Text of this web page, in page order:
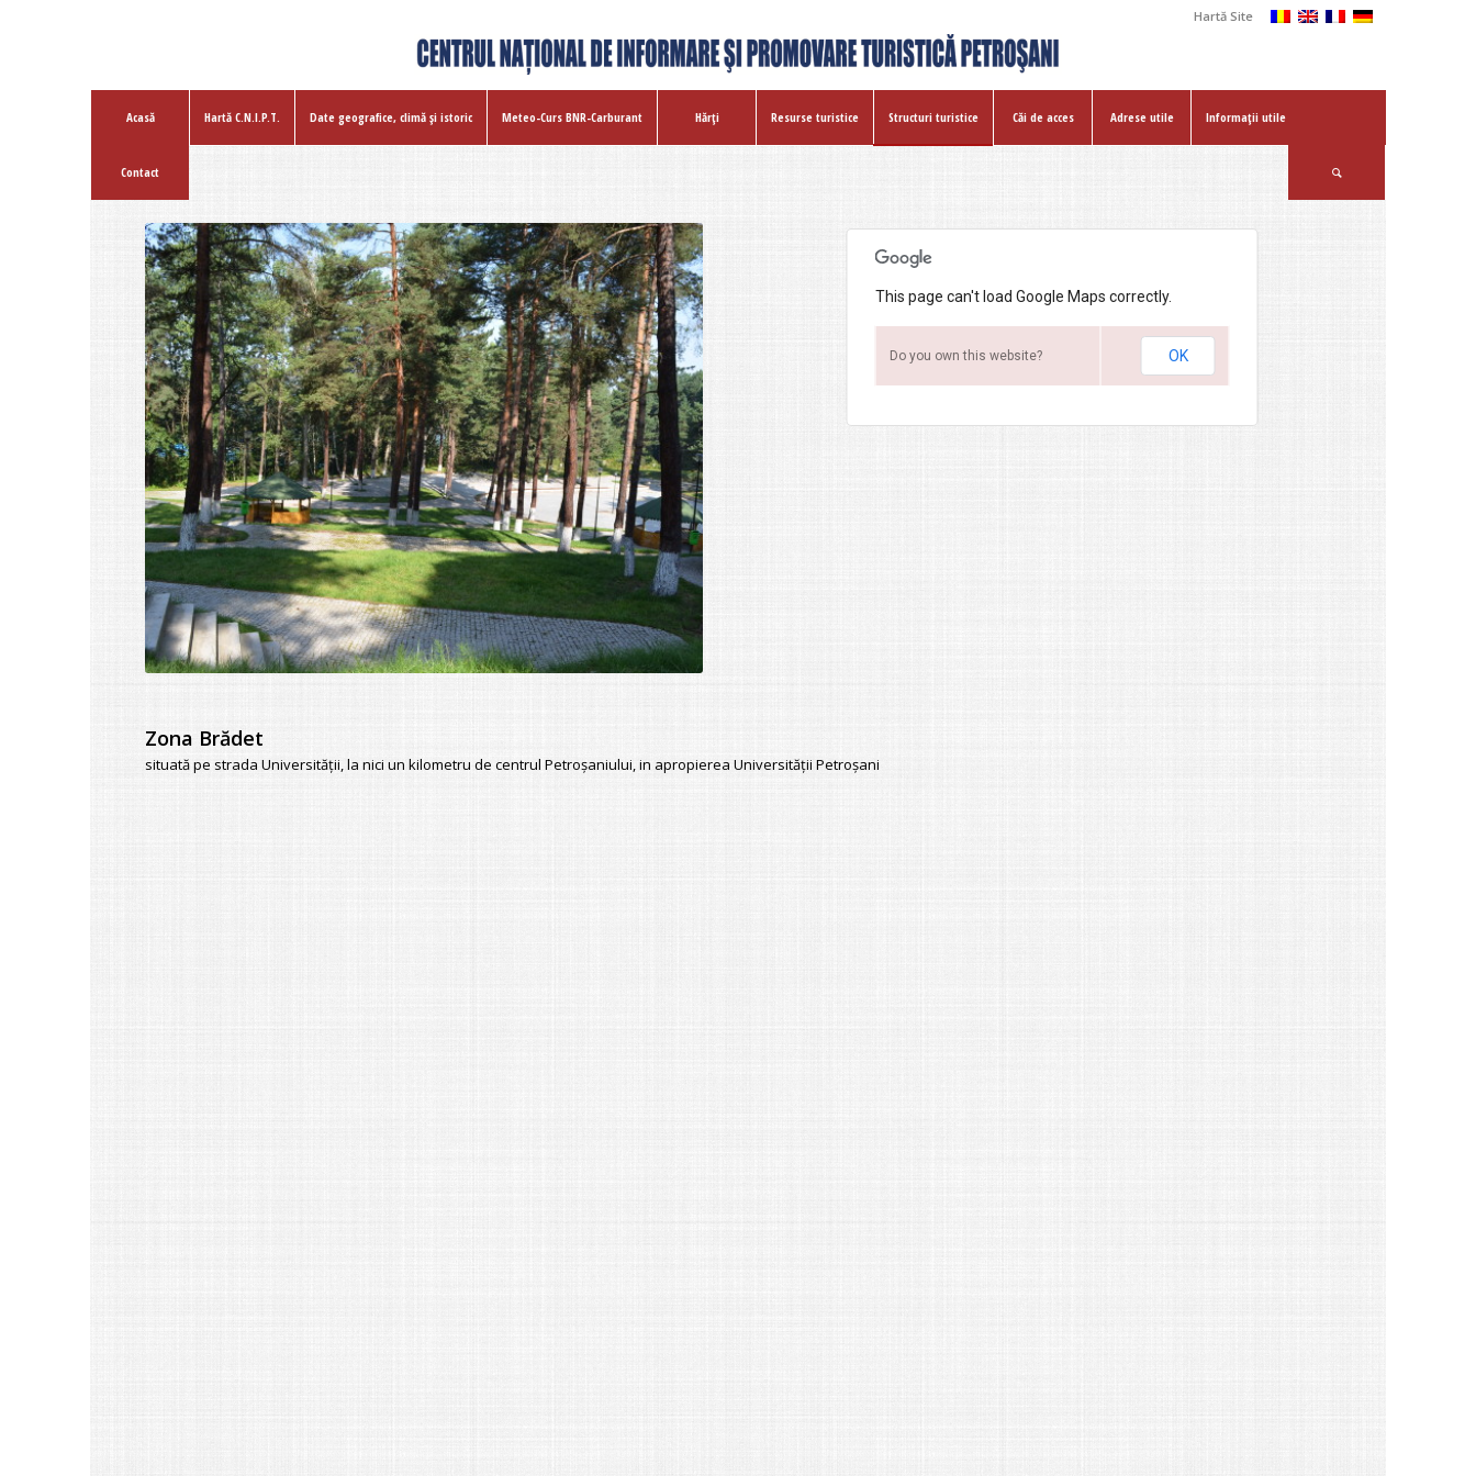
Hartă Site
Acasă Hartă C.N.I.P.T. Date geografice, climă şi istoric Meteo-Curs BNR-Carburant Hărţi Resurse turistice Structuri turistice Căi de acces Adrese utile Informații utile
Contact
This page can't load Google Maps correctly.
Do you own this website? OK
Zona Brădet
situată pe strada Universităţii, la nici un kilometru de centrul Petroşaniului, in apropierea Universităţii Petroşani